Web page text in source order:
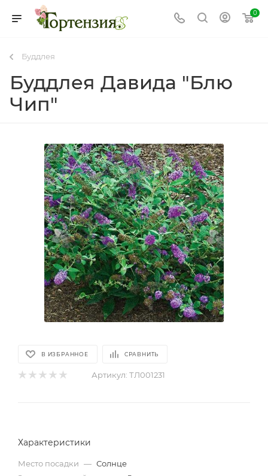
0
Буддлея
Буддлея Давида "Блю
Чип"
В ИЗБРАННОЕ СРАВНИТЬ
Артикул: ТЛ001231
Характеристики
Место посадки — Солнце